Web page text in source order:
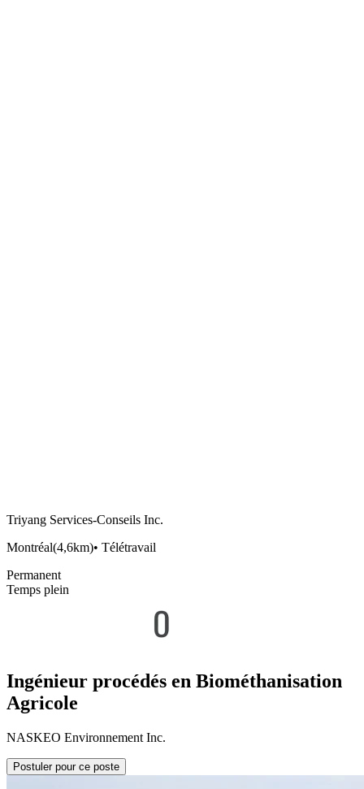
Triyang Services-Conseils Inc.
Montréal(4,6km)• Télétravail
Permanent
Temps plein
Ingénieur procédés en Biométhanisation
Agricole
NASKEO Environnement Inc.
Postuler pour ce poste